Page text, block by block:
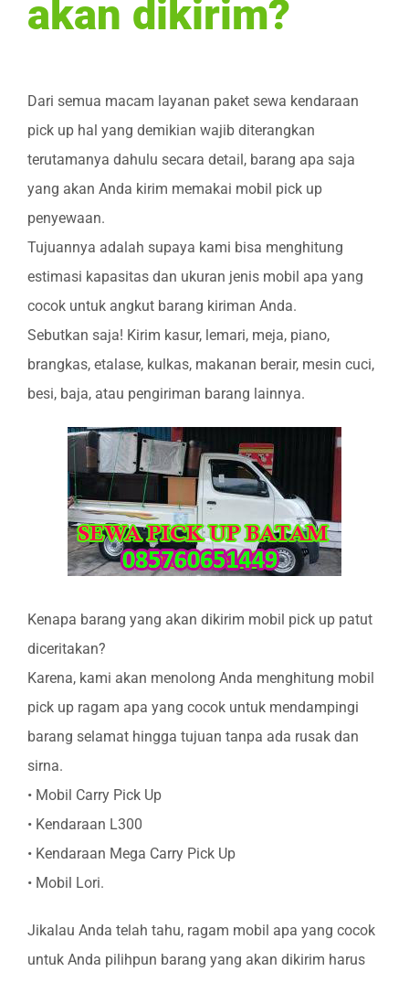
akan dikirim?
Dari semua macam layanan paket sewa kendaraan
pick up hal yang demikian wajib diterangkan
terutamanya dahulu secara detail, barang apa saja
yang akan Anda kirim memakai mobil pick up
penyewaan.
Tujuannya adalah supaya kami bisa menghitung
estimasi kapasitas dan ukuran jenis mobil apa yang
cocok untuk angkut barang kiriman Anda.
Sebutkan saja! Kirim kasur, lemari, meja, piano,
brangkas, etalase, kulkas, makanan berair, mesin cuci,
besi, baja, atau pengiriman barang lainnya.
Kenapa barang yang akan dikirim mobil pick up patut
diceritakan?
Karena, kami akan menolong Anda menghitung mobil
pick up ragam apa yang cocok untuk mendampingi
barang selamat hingga tujuan tanpa ada rusak dan
sirna.
• Mobil Carry Pick Up
• Kendaraan L300
• Kendaraan Mega Carry Pick Up
• Mobil Lori.
Jikalau Anda telah tahu, ragam mobil apa yang cocok
untuk Anda pilihpun barang yang akan dikirim harus